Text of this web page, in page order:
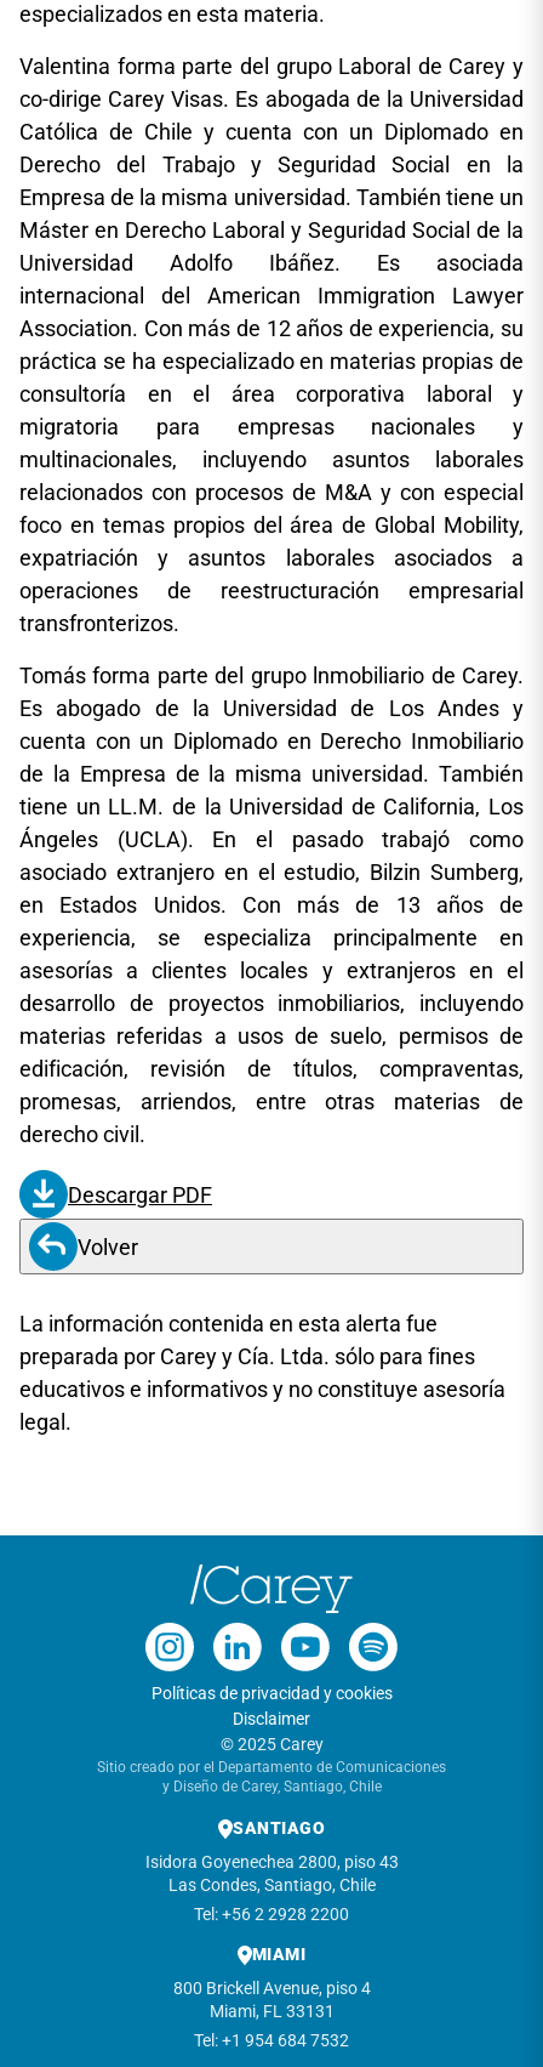
especializados en esta materia.
Valentina forma parte del grupo Laboral de Carey y
co-dirige Carey Visas. Es abogada de la Universidad
Católica de Chile y cuenta con un Diplomado en
Derecho del Trabajo y Seguridad Social en la
Empresa de la misma universidad. También tiene un
Máster en Derecho Laboral y Seguridad Social de la
Universidad Adolfo Ibáñez. Es asociada
internacional del American Immigration Lawyer
Association. Con más de 12 años de experiencia, su
práctica se ha especializado en materias propias de
consultoría en el área corporativa laboral y
migratoria para empresas nacionales y
multinacionales, incluyendo asuntos laborales
relacionados con procesos de M&A y con especial
foco en temas propios del área de Global Mobility,
expatriación y asuntos laborales asociados a
operaciones de reestructuración empresarial
transfronterizos.
Tomás forma parte del grupo lnmobiliario de Carey.
Es abogado de la Universidad de Los Andes y
cuenta con un Diplomado en Derecho Inmobiliario
de la Empresa de la misma universidad. También
tiene un LL.M. de la Universidad de California, Los
Ángeles (UCLA). En el pasado trabajó como
asociado extranjero en el estudio, Bilzin Sumberg,
en Estados Unidos. Con más de 13 años de
experiencia, se especializa principalmente en
asesorías a clientes locales y extranjeros en el
desarrollo de proyectos inmobiliarios, incluyendo
materias referidas a usos de suelo, permisos de
edificación, revisión de títulos, compraventas,
promesas, arriendos, entre otras materias de
derecho civil.
Descargar PDF
Volver
La información contenida en esta alerta fue
preparada por Carey y Cía. Ltda. sólo para fines
educativos e informativos y no constituye asesoría
legal.
Políticas de privacidad y cookies
Disclaimer
© 2025 Carey
Sitio creado por el Departamento de Comunicaciones
y Diseño de Carey, Santiago, Chile
SANTIAGO
Isidora Goyenechea 2800, piso 43
Las Condes, Santiago, Chile
Tel: +56 2 2928 2200
MIAMI
800 Brickell Avenue, piso 4
Miami, FL 33131
Tel: +1 954 684 7532